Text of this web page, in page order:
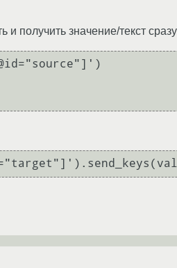
получить значение/текст